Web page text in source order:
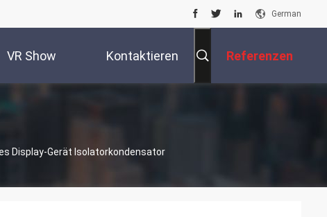
German
VR Show Kontaktieren Referenzen
Display-Gerät Isolatorkondensator